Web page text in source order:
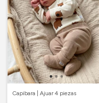
Capibara | Ajuar 4 piezas